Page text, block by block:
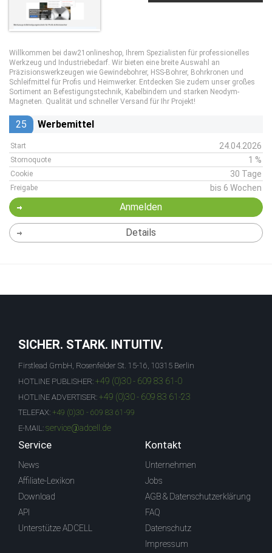
Willkommen bei daw21onlineshop, Ihrem Spezialisten für professionelles
Werkzeug und Industriebedarf. Wir bieten eine breite Auswahl an
Präzisionswerkzeugen wie Gewindebohrer, HSS-Bohrer, Bohrkronen und
Schleifmittel für Profis und Heimwerker. Entdecken Sie zudem unser großes
Sortiment an Befestigungstechnik, Kabelbindern und starken Neodym-
Magneten. Qualität und schneller Versand für Ihr Projekt!
25 Werbemittel
Start 24.04.2026
Stornoquote 1 %
Cookie 30 Tage
Freigabe bis 6 Wochen
Anmelden
Details
SICHER. STARK. INTUITIV.
Firstlead GmbH, Rosenfelder St. 15-16, 10315 Berlin
HOTLINE PUBLISHER: +49 (0)30 - 609 83 61-0
HOTLINE ADVERTISER: +49 (0)30 - 609 83 61-23
TELEFAX: +49 (0)30 - 609 83 61-99
E-MAIL: service@adcell.de
Service
News
Affiliate-Lexikon
Download
API
Unterstütze ADCELL
Kontakt
Unternehmen
Jobs
AGB & Datenschutzerklärung
FAQ
Datenschutz
Impressum